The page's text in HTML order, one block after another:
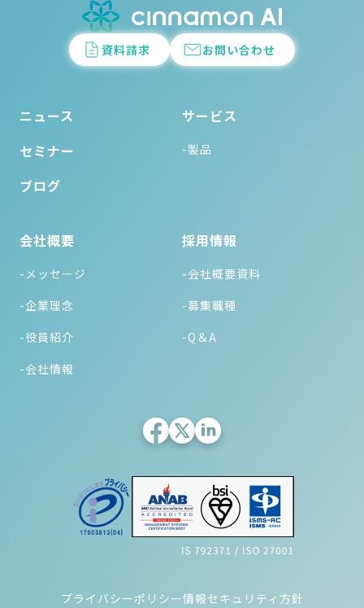
資料請求 お問い合わせ
ニュース
セミナー
ブログ
サービス
-製品
会社概要
-メッセージ
-企業理念
-役員紹介
-会社情報
採用情報
-会社概要資料
-募集職種
-Q＆A
プライバシーポリシー情報セキュリティ方針